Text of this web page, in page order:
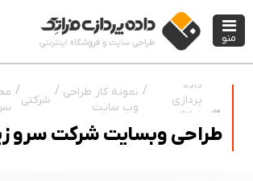
داده
پردازی
فراتک
نمونه کار طراحی
وب سایت
شرکتی
طراحی وبسایت شرکت سرو
منو